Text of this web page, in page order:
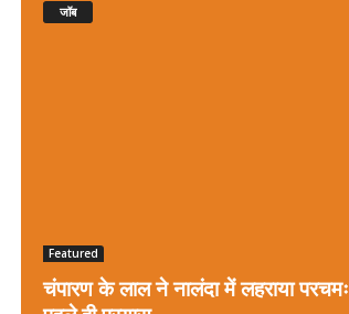
जॉब
Featured
चंपारण के लाल ने नालंदा में लहराया परचमः